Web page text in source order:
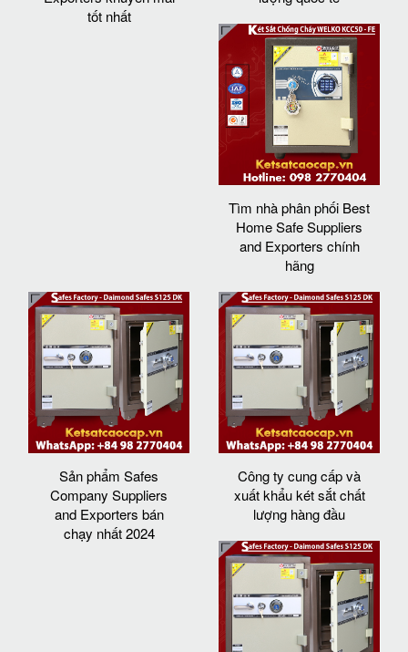
tốt nhất
Tìm nhà phân phối Best
Home Safe Suppliers
and Exporters chính
hãng
Sản phẩm Safes
Company Suppliers
and Exporters bán
chạy nhất 2024
Công ty cung cấp và
xuất khẩu két sắt chất
lượng hàng đầu